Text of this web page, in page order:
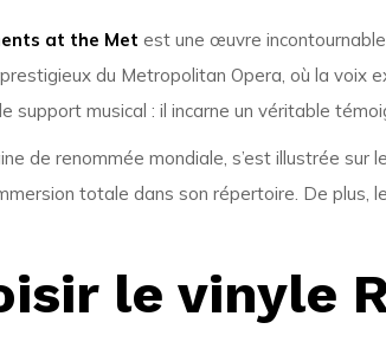
at the Met est une œuvre
du Metropolitan Opera, où la
support musical : il incarne un véritable
de renommée mondiale, s’est illustrée
totale dans son répertoire. De
le vinyle